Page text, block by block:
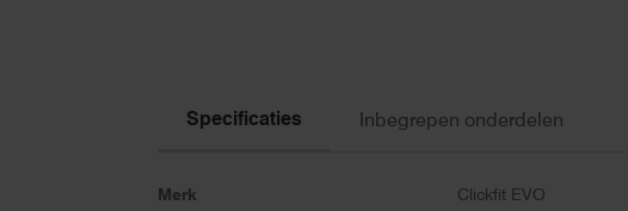
Specificaties Inbegrepen onderdelen
Merk Clickfit EVO